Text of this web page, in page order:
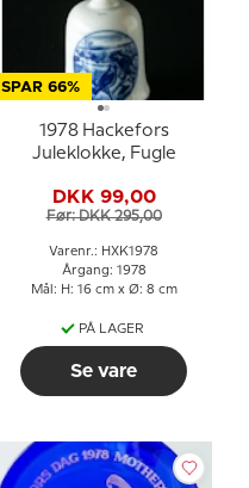
SPAR 66%
1978 Hackefors
Juleklokke, Fugle
DKK 99,00
Før: DKK 295,00
Varenr.: HXK1978
Årgang: 1978
Mål: H: 16 cm x Ø: 8 cm
PÅ LAGER
Se vare